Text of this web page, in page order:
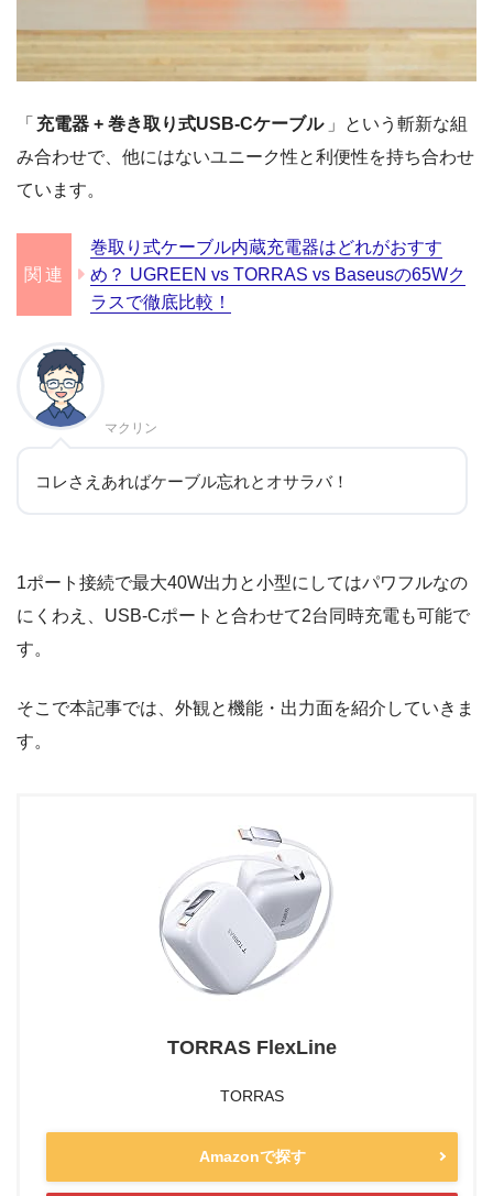
「 充電器 + 巻き取り式USB-Cケーブル 」という斬新な組
み合わせで、他にはないユニーク性と利便性を持ち合わせ
ています。
巻取り式ケーブル内蔵充電器はどれがおすす
め？ UGREEN vs TORRAS vs Baseusの65Wク
ラスで徹底比較！
マクリン
コレさえあればケーブル忘れとオサラバ！
1ポート接続で最大40W出力と小型にしてはパワフルなの
にくわえ、USB-Cポートと合わせて2台同時充電も可能で
す。
そこで本記事では、外観と機能・出力面を紹介していきま
す。
TORRAS FlexLine
TORRAS
Amazonで探す